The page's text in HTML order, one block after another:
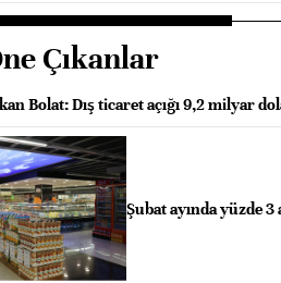
Çıkanlar
Bolat: Dış ticaret açığı 9,2 milyar
Şubat ayında yüzde